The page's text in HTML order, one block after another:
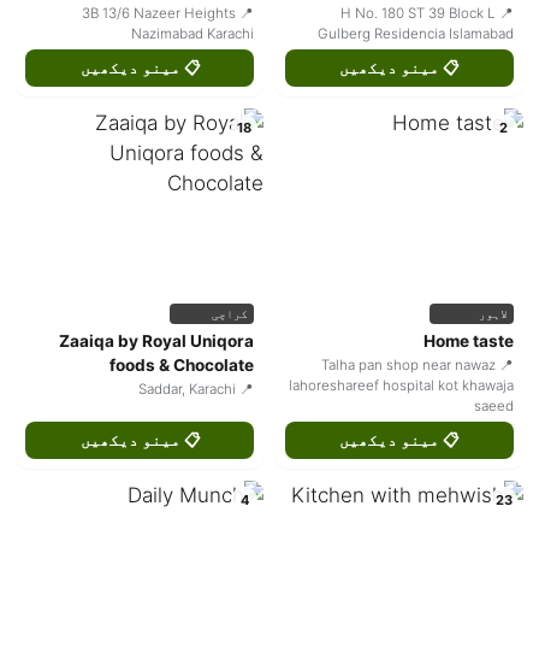
📍 H No. 180 ST 39 Block L
Gulberg Residencia Islamabad
📋 مینو دیکھیں
📍 3B 13/6 Nazeer Heights
Nazimabad Karachi
📋 مینو دیکھیں
2
لاہور
Home taste
📍 Talha pan shop near nawaz
lahoreshareef hospital kot khawaja
saeed
📋 مینو دیکھیں
18
کراچی
Zaaiqa by Royal Uniqora
foods & Chocolate
📍 Saddar, Karachi
📋 مینو دیکھیں
23
4